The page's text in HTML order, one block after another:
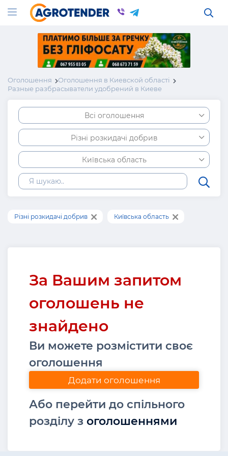
Оголошення
Оголошення в Киевской області
Разные разбрасыватели удобрений в Киеве
Всі оголошення
Різні розкидачі добрив
Київська область
Різні розкидачі добрив Київська область
За Вашим запитом
оголошень не
знайдено
Ви можете розмістити своє
оголошення
Додати оголошення
Або перейти до спільного
розділу з оголошеннями